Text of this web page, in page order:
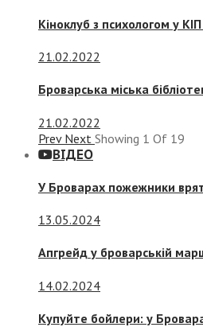
Кіноклуб з психологом у
21.02.2022
Броварська міська
21.02.2022
Prev Next Showing 1 Of 19
ВІДЕО
У Броварах пожежники
13.05.2024
Апгрейд у броварській
14.02.2024
Купуйте бойлери: у